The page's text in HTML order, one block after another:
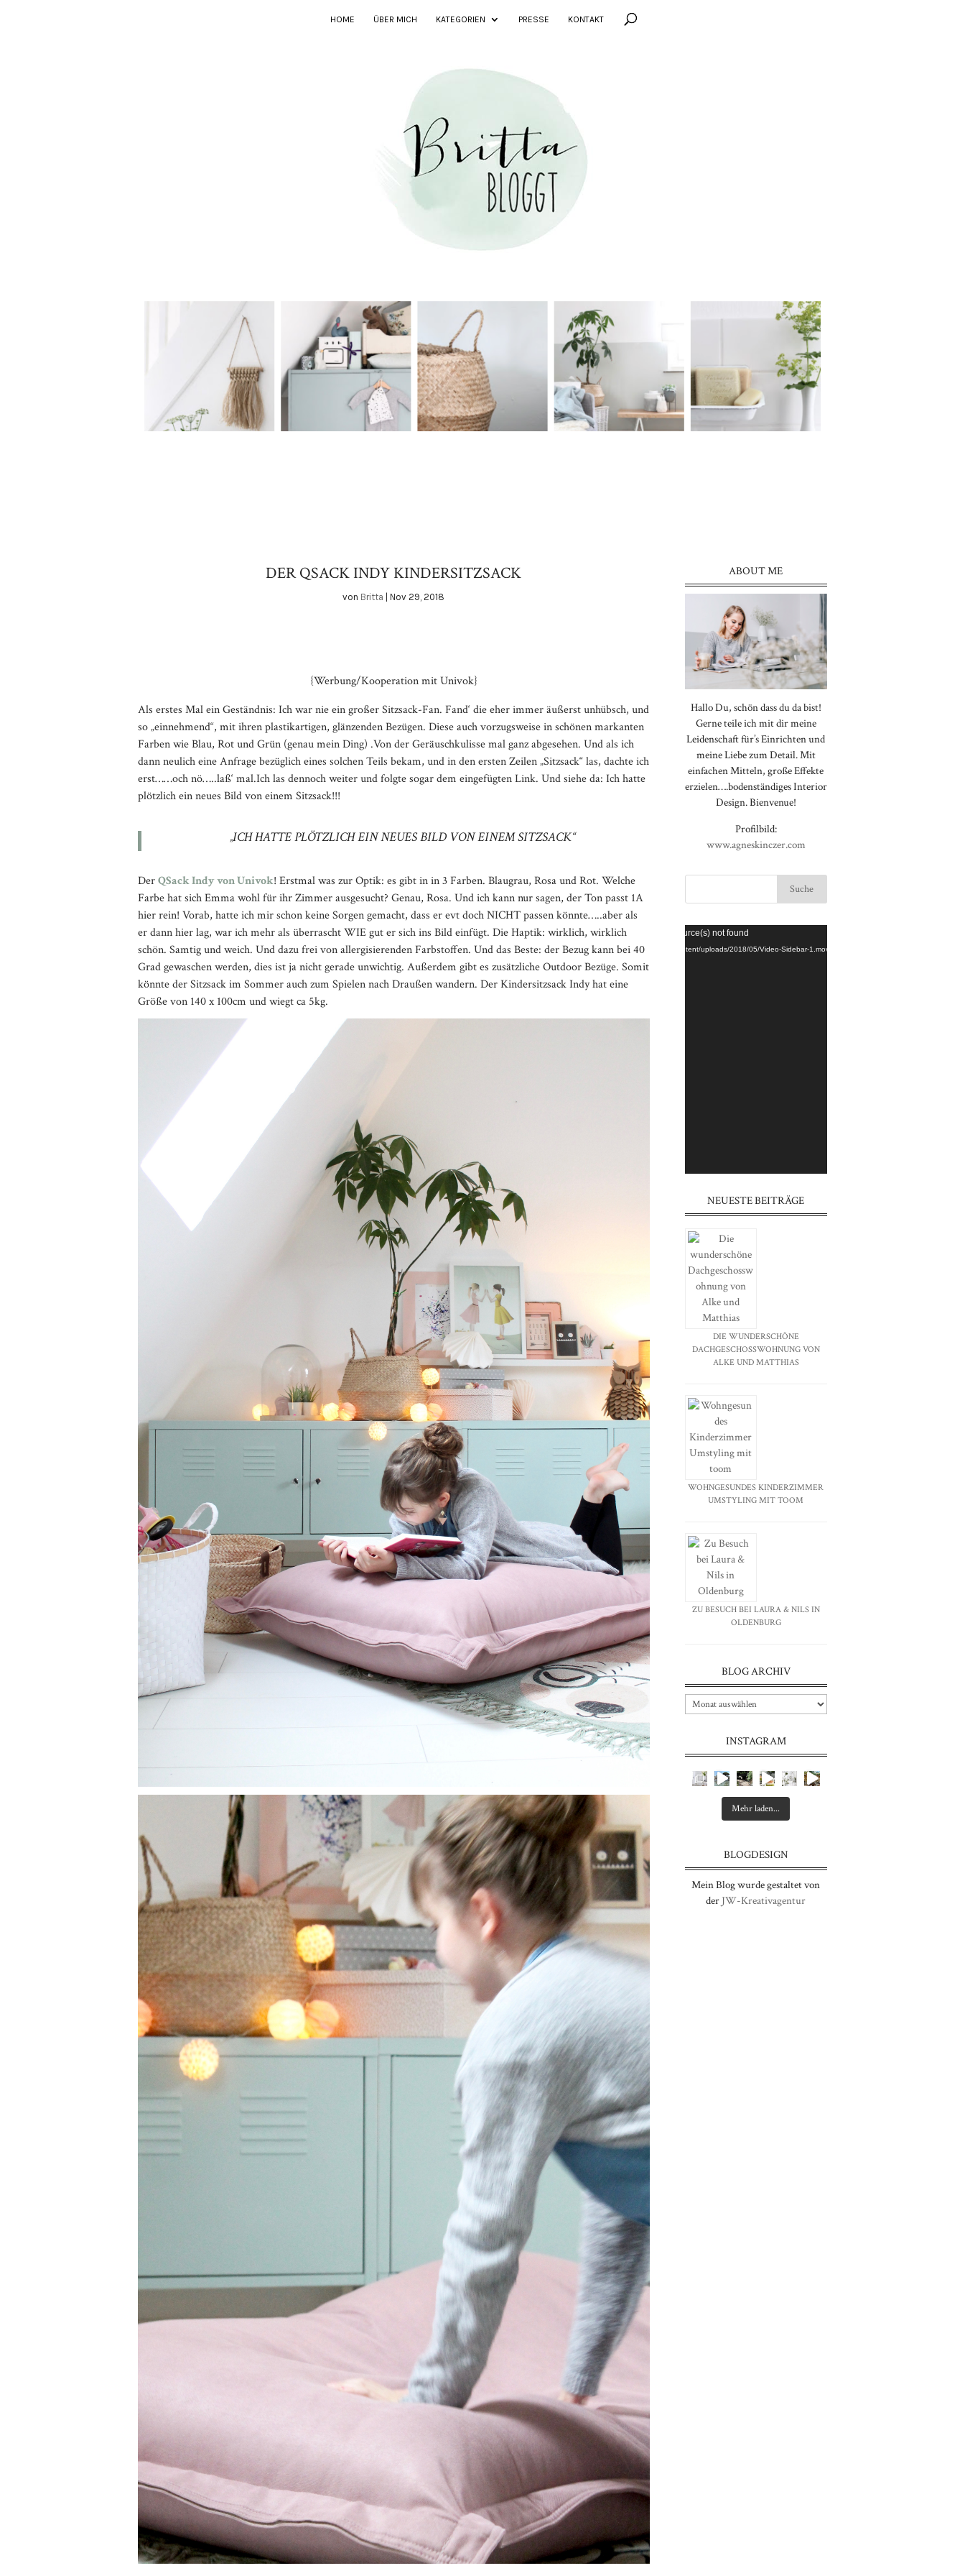
HOME ÜBER MICH KATEGORIEN PRESSE KONTAKT
DER QSACK INDY KINDERSITZSACK
von Britta |Nov 29, 2018
{Werbung/Kooperation mit Univok}
Als erstes Mal ein Geständnis: Ich war nie ein großer Sitzsack-Fan. Fand‘ die eher immer äußerst unhübsch, und
so „einnehmend“, mit ihren plastikartigen, glänzenden Bezügen. Diese auch vorzugsweise in schönen markanten
Farben wie Blau, Rot und Grün (genau mein Ding) .Von der Geräuschkulisse mal ganz abgesehen. Und als ich
dann neulich eine Anfrage bezüglich eines solchen Teils bekam, und in den ersten Zeilen „Sitzsack“ las, dachte ich
erst……och nö…..laß‘ mal.Ich las dennoch weiter und folgte sogar dem eingefügten Link. Und siehe da: Ich hatte
plötzlich ein neues Bild von einem Sitzsack!!!
„ICH HATTE PLÖTZLICH EIN NEUES BILD VON EINEM SITZSACK“
DerQSack Indy von Univok! Erstmal was zur Optik: es gibt in in 3 Farben. Blaugrau, Rosa und Rot. Welche
Farbe hat sich Emma wohl für ihr Zimmer ausgesucht? Genau, Rosa. Und ich kann nur sagen, der Ton passt 1A
hier rein! Vorab, hatte ich mir schon keine Sorgen gemacht, dass er evt doch NICHT passen könnte…..aber als
er dann hier lag, war ich mehr als überrascht WIE gut er sich ins Bild einfügt. Die Haptik: wirklich, wirklich
schön. Samtig und weich. Und dazu frei von allergisierenden Farbstoffen. Und das Beste: der Bezug kann bei 40
Grad gewaschen werden, dies ist ja nicht gerade unwichtig. Außerdem gibt es zusätzliche Outdoor Bezüge. Somit
könnte der Sitzsack im Sommer auch zum Spielen nach Draußen wandern. Der Kindersitzsack Indy hat eine
Größe von 140 x 100cm und wiegt ca 5kg.
ABOUT ME
Hallo Du, schön dass du da bist!
Gerne teile ich mit dir meine
Leidenschaft für’s Einrichten und
meine Liebe zum Detail. Mit
einfachen Mitteln, große Effekte
erzielen….bodenständiges Interior
Design. Bienvenue!
Profilbild:
www.agneskinczer.com
Video-
Player
Media error: Format(s) not supported or source(s) not found
Datei herunterladen: https://brittabloggt.de/wp-content/uploads/2018/05/Video-Sidebar-1.mov
⠀⠀⠀⠀⠀⠀⠀⠀⠀⠀⠀⠀⠀⠀⠀⠀⠀⠀
⠀⠀⠀⠀⠀⠀⠀⠀⠀⠀⠀⠀⠀⠀⠀⠀⠀⠀
NEUESTE BEITRÄGE
DIE WUNDERSCHÖNE
DACHGESCHOSSWOHNUNG VON
ALKE UND MATTHIAS
WOHNGESUNDES KINDERZIMMER
UMSTYLING MIT TOOM
ZU BESUCH BEI LAURA & NILS IN
OLDENBURG
BLOG ARCHIV
INSTAGRAM
Mehr laden...
BLOGDESIGN
Mein Blog wurde gestaltet von
der JW-Kreativagentur